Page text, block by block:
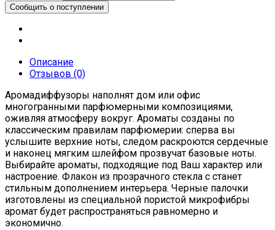
Описание
Отзывов (0)
Аромадиффузоры наполнят дом или офис
многогранными парфюмерными композициями,
оживляя атмосферу вокруг. Ароматы созданы по
классическим правилам парфюмерии: сперва вы
услышите верхние ноты, следом раскроются сердечные
и наконец мягким шлейфом прозвучат базовые ноты.
Выбирайте ароматы, подходящие под Ваш характер или
настроение. Флакон из прозрачного стекла с станет
стильным дополнением интерьера. Черные палочки
изготовлены из специальной пористой микрофибры
аромат будет распространяться равномерно и
экономично.